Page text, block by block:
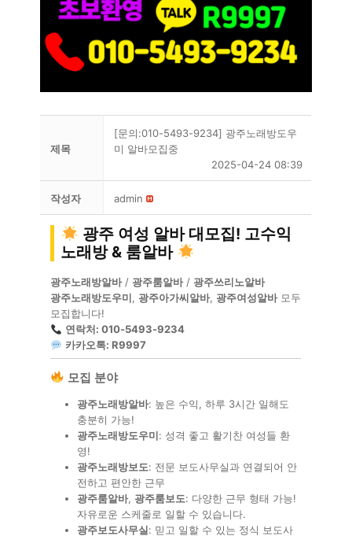
제목
[문의:010-5493-9234] 광주노래방도우
미 알바모집중
2025-04-24 08:39
작성자 admin
광주 여성 알바 대모집! 고수익
노래방 & 룸알바
광주노래방알바/ 광주룸알바/ 광주쓰리노알바
광주노래방도우미, 광주아가씨알바, 광주여성알바모두
모집합니다!
연락처: 010-5493-9234
카카오톡: R9997
모집 분야
광주노래방알바: 높은 수익, 하루 3시간 일해도
충분히 가능!
광주노래방도우미: 성격 좋고 활기찬 여성들 환
영!
광주노래방보도: 전문 보도사무실과 연결되어 안
전하고 편안한 근무
광주룸알바, 광주룸보도: 다양한 근무 형태 가능!
자유로운 스케줄로 일할 수 있습니다.
광주보도사무실: 믿고 일할 수 있는 정식 보도사